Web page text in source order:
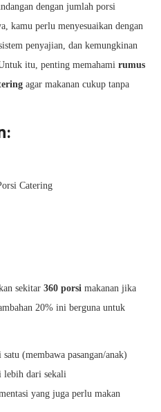
dengan jumlah porsi
kamu perlu menyesuaikan dengan
penyajian, dan kemungkinan
itu, penting memahami rumus
agar makanan cukup tanpa
Catering
sekitar 360 porsi makanan jika
20% ini berguna untuk
(membawa pasangan/anak)
lebih dari sekali
yang juga perlu makan